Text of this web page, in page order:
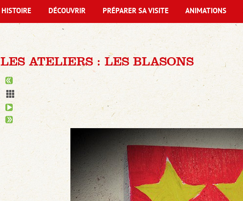
LES ATELIERS : LES BLASONS
HISTOIRE DÉCOUVRIR PRÉPARER SA VISITE ANIMATIONS